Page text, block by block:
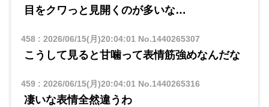
目をクワっと見開くのが多いな…
458: 2026/06/15(月)20:04:01No.1440265307
こうして見ると甘噛って表情筋強めなんだな
459: 2026/06/15(月)20:04:01No.1440265316
凄いな表情全然違うわ